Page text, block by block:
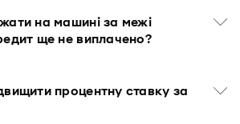
на машині за межі
ще не виплачено?
процентну ставку за